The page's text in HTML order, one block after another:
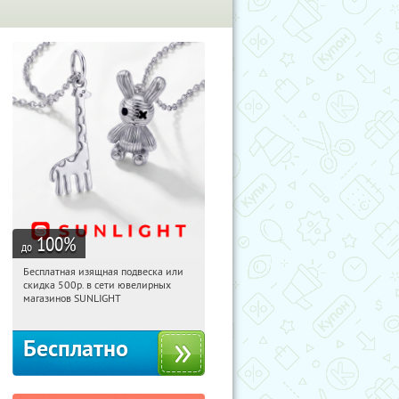
до 100%
21:52:29 Получили:
Россия
Бесплатная изящная подвеска или
скидка 500р. в сети ювелирных
магазинов SUNLIGHT
Бесплатно